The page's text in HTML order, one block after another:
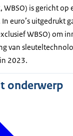
is gericht op
euro’s uitgedrukt
WBSO) om
van
2023.
onderwerp